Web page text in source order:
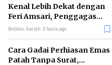
Kenal Lebih Dekat dengan
Feri Amsari, Penggagas
Kabinet Bayangan
Redaksi Daerah 3 hours ago
Cara Gadai Perhiasan Emas
Patah Tanpa Surat,